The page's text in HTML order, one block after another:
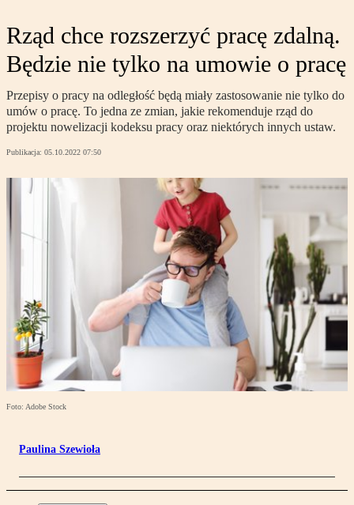
Rząd chce rozszerzyć pracę zdalną.
Będzie nie tylko na umowie o pracę
Przepisy o pracy na odległość będą miały zastosowanie nie tylko do
umów o pracę. To jedna ze zmian, jakie rekomenduje rząd do
projektu nowelizacji kodeksu pracy oraz niektórych innych ustaw.
Publikacja: 05.10.2022 07:50
Foto: Adobe Stock
Paulina Szewioła